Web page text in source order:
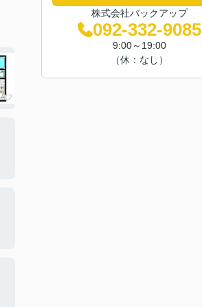
株式会社バックアップ
092-332-9085
9:00～19:00
（休：なし）